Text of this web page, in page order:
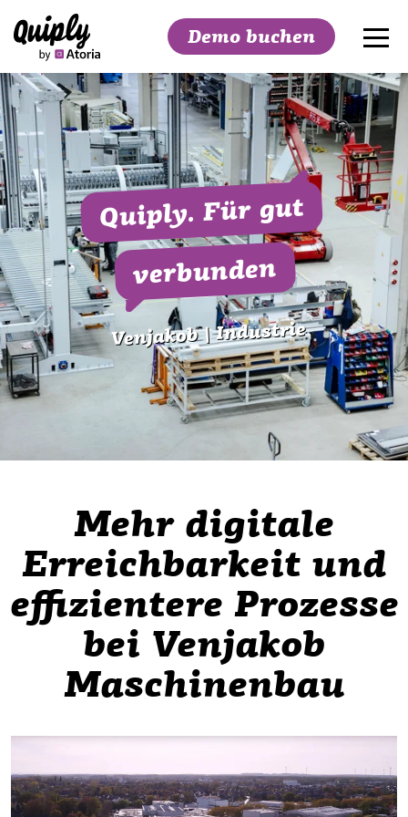
Demo buchen
Suchen
Quiply. Für gut
verbunden
Venjakob | Industrie
Mehr digitale
Erreichbarkeit und
effizientere Prozesse
bei Venjakob
Maschinenbau